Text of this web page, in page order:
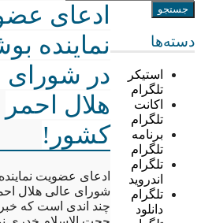
دسته‌ها
استیکر
تلگرام
اکانت
تلگرام
برنامه
تلگرام
تلگرام
اندروید
تلگرام
دانلود
ادعای
نماینده
در شورای
هلال احمر
کشور!
ادعای عضویت
شورای عالی هلال
چند اندی است که خبر